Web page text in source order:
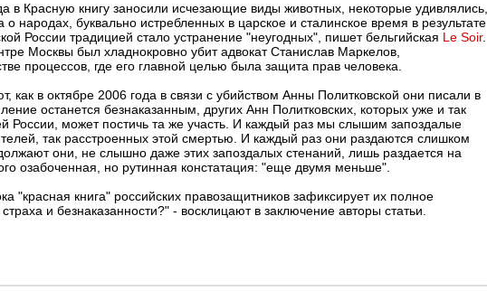
в Красную книгу заносили исчезающие виды животных, некоторые удивлялись,
народах, буквально истребленных в царское и сталинское время в результате
России традицией стало устранение "неугодных", пишет бельгийская Le Soir.
Москвы был хладнокровно убит адвокат Станислав Маркелов,
процессов, где его главной целью была защита прав человека.
как в октябре 2006 года в связи с убийством Анны Политковской они писали в
останется безнаказанным, других Анн Политковских, которых уже и так
России, может постичь та же участь. И каждый раз мы слышим запоздалые
так расстроенных этой смертью. И каждый раз они раздаются слишком
они, не слышно даже этих запоздалых стенаний, лишь раздается на
озабоченная, но рутинная констатация: "еще двумя меньше".
"красная книга" российских правозащитников зафиксирует их полное
и безнаказанности?" - восклицают в заключение авторы статьи.